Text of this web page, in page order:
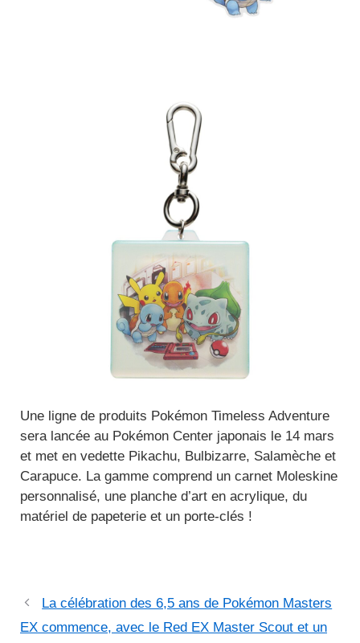
Une ligne de produits Pokémon Timeless Adventure
sera lancée au Pokémon Center japonais le 14 mars
et met en vedette Pikachu, Bulbizarre, Salamèche et
Carapuce. La gamme comprend un carnet Moleskine
personnalisé, une planche d’art en acrylique, du
matériel de papeterie et un porte-clés !
La célébration des 6,5 ans de Pokémon Masters
EX commence, avec le Red EX Master Scout et un